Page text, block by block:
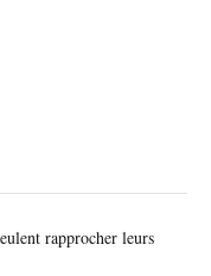
rapprocher leurs